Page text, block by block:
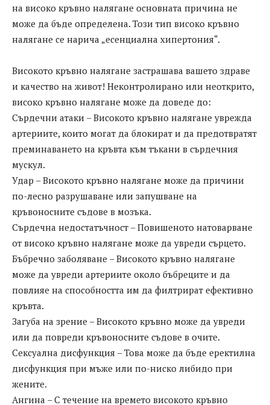
на високо кръвно налягане основната причина не
може да бъде определена. Този тип високо кръвно
налягане се нарича „есенциална хипертония“.
Високото кръвно налягане застрашава вашето здраве
и качество на живот! Неконтролирано или неоткрито,
високо кръвно налягане може да доведе до:
Сърдечни атаки – Високото кръвно налягане уврежда
артериите, които могат да блокират и да предотвратят
преминаването на кръвта към тъкани в сърдечния
мускул.
Удар – Високото кръвно налягане може да причини
по-лесно разрушаване или запушване на
кръвоносните съдове в мозъка.
Сърдечна недостатъчност – Повишеното натоварване
от високо кръвно налягане може да увреди сърцето.
Бъбречно заболяване – Високото кръвно налягане
може да увреди артериите около бъбреците и да
повлияе на способността им да филтрират ефективно
кръвта.
Загуба на зрение – Високото кръвно може да увреди
или да повреди кръвоносните съдове в очите.
Сексуална дисфункция – Това може да бъде еректилна
дисфункция при мъже или по-ниско либидо при
жените.
Ангина – С течение на времето високото кръвно